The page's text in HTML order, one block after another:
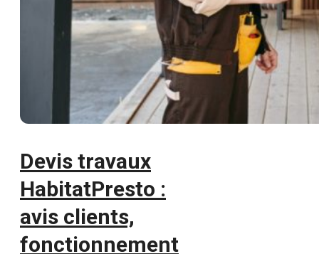
Devis travaux
HabitatPresto :
avis clients,
fonctionnement